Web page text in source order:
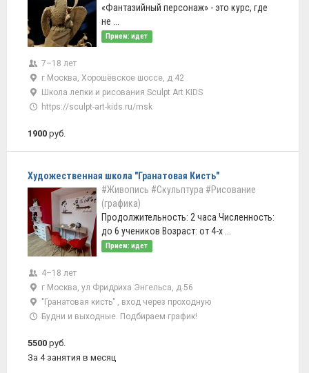
«Фантазийный персонаж» - это курс, где
не ...
Прием: идет
7–18 лет
г Москва, Хорошёвское шоссе, д 42
Школа лепки и рисования Sculpt Art KIDS
https://sculpt-art-kids.ru/msk
1900 руб.
Художественная школа "Гранатовая Кисть"
#Живопись #Скульптура #Рисование
(графика)
Продолжительность: 2 часа Численность:
до 6 учеников Возраст: от 4-х ...
Прием: идет
4–18 лет
г Москва, ул Фридриха Энгельса, д 56
"Гранатовая кисть" , вход через проходную
Будни и выходные. Подбираем график!
5500 руб.
За 4 занятия в месяц